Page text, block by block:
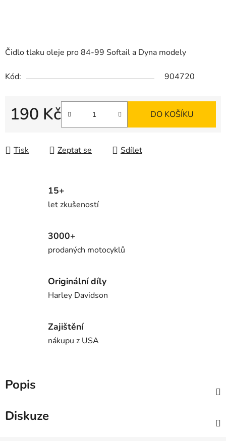
Čidlo tlaku oleje pro 84-99 Softail a Dyna modely
Kód: 904720
190 Kč DO KOŠÍKU
Tisk Zeptat se Sdílet
15+
let zkušeností
3000+
prodaných motocyklů
Originální díly
Harley Davidson
Zajištění
nákupu z USA
Popis
Diskuze